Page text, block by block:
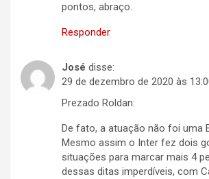
pontos, abraço.
Responder
José disse:
29 de dezembro de 2020 às
Prezado Roldan:
De fato, a atuação não foi uma
Mesmo assim o Inter fez dois
situações para marcar mais 4
dessas ditas imperdíveis, com